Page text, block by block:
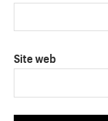
Site web